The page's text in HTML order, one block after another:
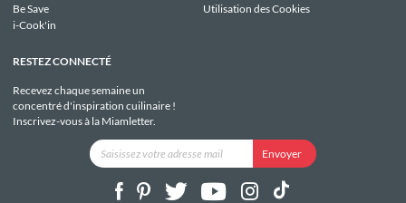
Be Save
i-Cook'in
Utilisation des Cookies
RESTEZ CONNECTÉ
Recevez chaque semaine un
concentré d'inspiration cuilinaire !
Inscrivez-vous à la Miamletter.